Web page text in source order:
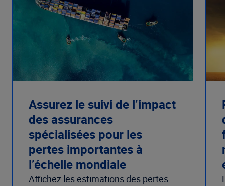
Assurez le suivi de l’impact
des assurances
spécialisées pour les
pertes importantes à
l’échelle mondiale
Affichez les estimations des pertes